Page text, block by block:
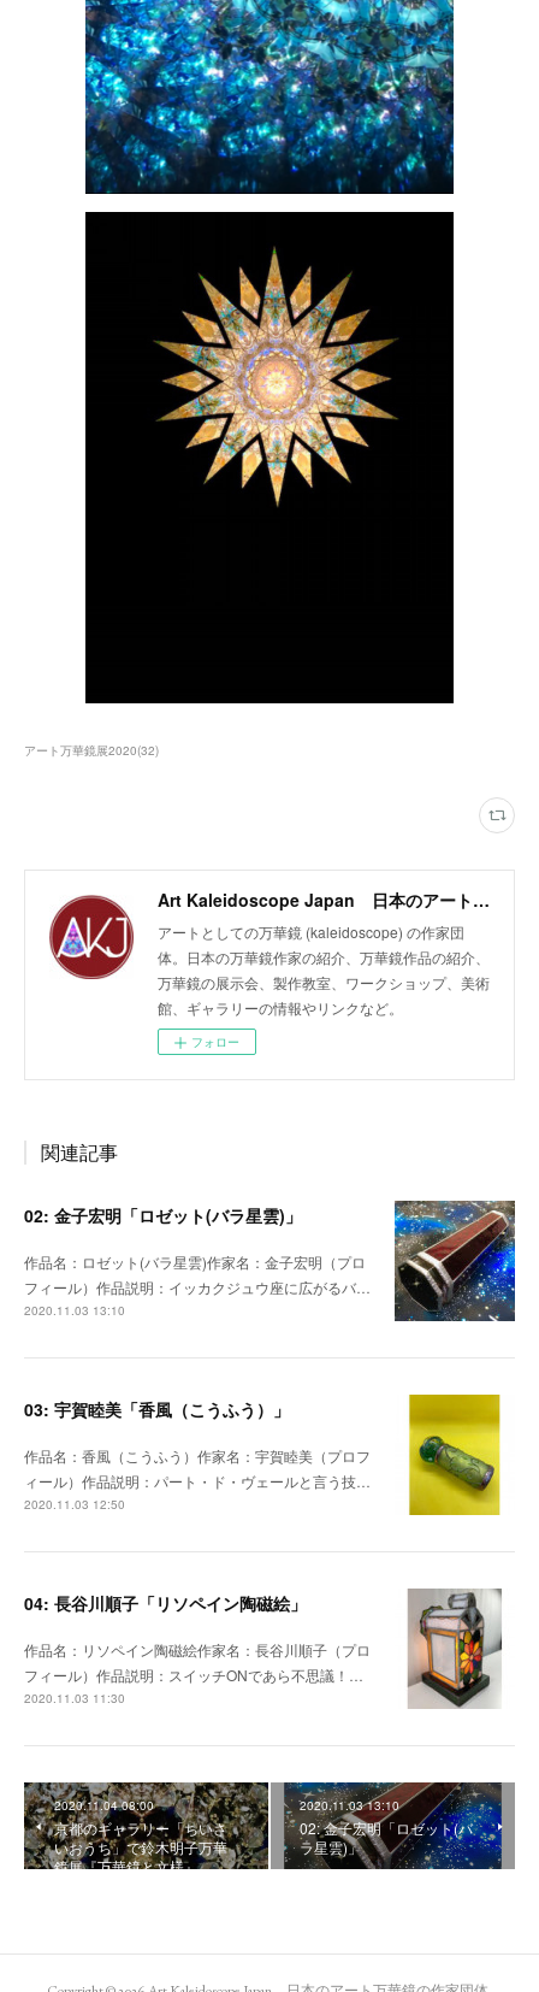
アート万華鏡展2020(32)
Art Kaleidoscope Japan 日本のアート万華鏡の作家団体
アートとしての万華鏡 (kaleidoscope) の作家団
体。日本の万華鏡作家の紹介、万華鏡作品の紹介、
万華鏡の展示会、製作教室、ワークショップ、美術
館、ギャラリーの情報やリンクなど。
フォロー
関連記事
02: 金子宏明「ロゼット(バラ星雲)」
作品名：ロゼット(バラ星雲)作家名：金子宏明（プロ
フィール）作品説明：イッカクジュウ座に広がるバ…
2020.11.03 13:10
03: 宇賀睦美「香風（こうふう）」
作品名：香風（こうふう）作家名：宇賀睦美（プロフ
ィール）作品説明：パート・ド・ヴェールと言う技…
2020.11.03 12:50
04: 長谷川順子「リソペイン陶磁絵」
作品名：リソペイン陶磁絵作家名：長谷川順子（プロ
フィール）作品説明：スイッチONであら不思議！…
2020.11.03 11:30
2020.11.04 08:00
京都のギャラリー「ちいさ
いおうち」で鈴木明子万華
鏡展『万華鏡と文様』
2020.11.03 13:10
02: 金子宏明「ロゼット(バ
ラ星雲)」